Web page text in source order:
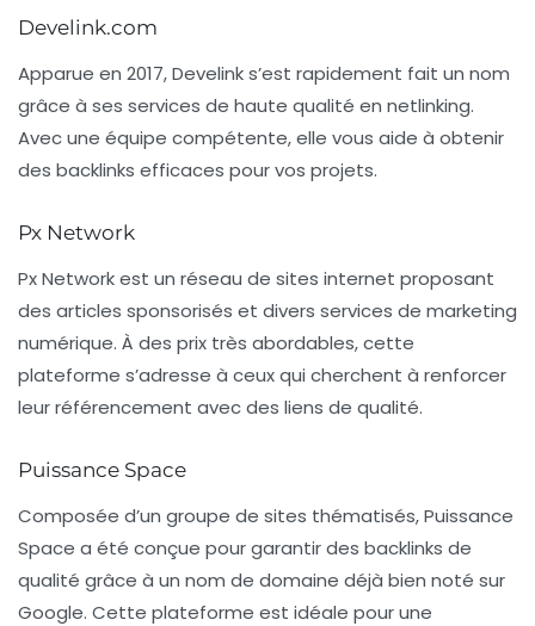
Develink.com
Apparue en 2017,Develinks’est rapidement fait un nom
grâce à ses services de haute qualité en netlinking.
Avec une équipe compétente, elle vous aide à obtenir
des backlinks efficaces pour vos projets.
Px Network
Px Networkest un réseau de sites internet proposant
des articles sponsorisés et divers services de marketing
numérique. À des prix très abordables, cette
plateforme s’adresse à ceux qui cherchent à renforcer
leur référencement avec des liens de qualité.
Puissance Space
Composée d’un groupe de sites thématisés,Puissance
Space a été conçue pour garantir des backlinks de
qualité grâce à un nom de domaine déjà bien noté sur
Google. Cette plateforme est idéale pour une